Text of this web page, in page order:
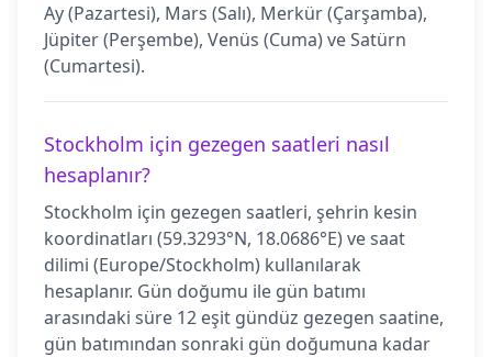
Ay (Pazartesi), Mars (Salı), Merkür (Çarşamba),
Jüpiter (Perşembe), Venüs (Cuma) ve Satürn
(Cumartesi).
Stockholm için gezegen saatleri nasıl
hesaplanır?
Stockholm için gezegen saatleri, şehrin kesin
koordinatları (59.3293°N, 18.0686°E) ve saat
dilimi (Europe/Stockholm) kullanılarak
hesaplanır. Gün doğumu ile gün batımı
arasındaki süre 12 eşit gündüz gezegen saatine,
gün batımından sonraki gün doğumuna kadar